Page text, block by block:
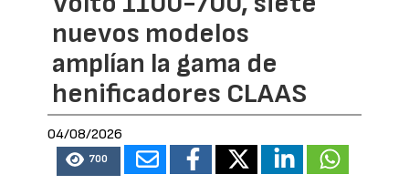
nuevos modelos
amplían la gama de
henificadores CLAAS
04/08/2026
700